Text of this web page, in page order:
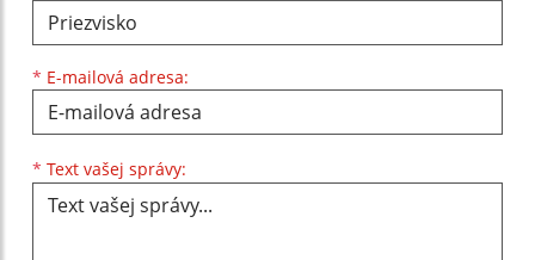
* E-mailová adresa:
* Text vašej správy: